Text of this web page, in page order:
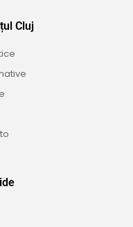
Cluj